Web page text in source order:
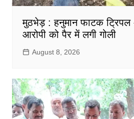
मुठभेड़ : हनुमान फाटक
आरोपी को पैर में लगी गोली
August 8, 2026